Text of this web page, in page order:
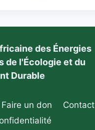
des Énergies
de l'Écologie et du
Durable
Faire un don
Contact